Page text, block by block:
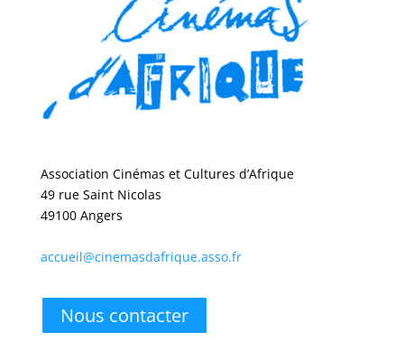
Association Cinémas et Cultures d’Afrique
49 rue Saint Nicolas
49100 Angers
accueil@cinemasdafrique.asso.fr
Nous contacter